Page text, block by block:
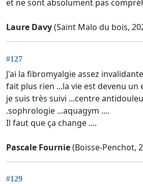
et ne sont absolument pas
Laure Davy(Saint Malo du bois,
#127
J'ai la fibromyalgie assez
fait plus rien ...la vie est devenu
je suis très suivi ...centre
.sophrologie ...aquagym ....
Il faut que ça change ....
Pascale Fournie(Boisse-Penchot,
#129